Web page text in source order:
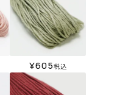
¥605税込